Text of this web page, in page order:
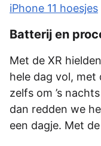
iPhone 11 hoesjes
Batterij en
Met de XR
hele dag vol, met
zelfs om ’s
dan redden we
een dagje. Met